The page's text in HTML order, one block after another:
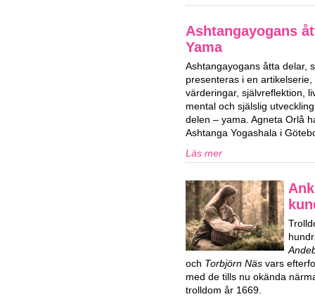
Ashtangayogans
Yama
Ashtangayogans åtta delar,
presenteras i en
värderingar, självreflektion,
mental och själslig
delen – yama. Agneta Orlå
Ashtanga Yogashala i
Läs mer
och Torbjörn Näs vars
med de tills nu okända
trolldom år 1669.